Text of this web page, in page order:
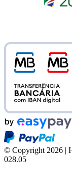
© Copyright 2026 |
028.05